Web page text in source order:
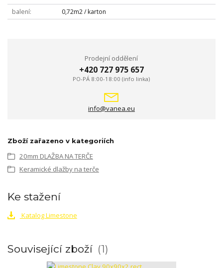
balení
0,72m2 / karton
Prodejní oddělení
+420 727 975 657
PO-PÁ 8:00-18:00 (info linka)
info@vanea.eu
Zboží zařazeno v kategoriích
20mm DLAŽBA NA TERČE
Keramické dlažby na terče
Ke stažení
Katalog Limestone
Související zboží 1